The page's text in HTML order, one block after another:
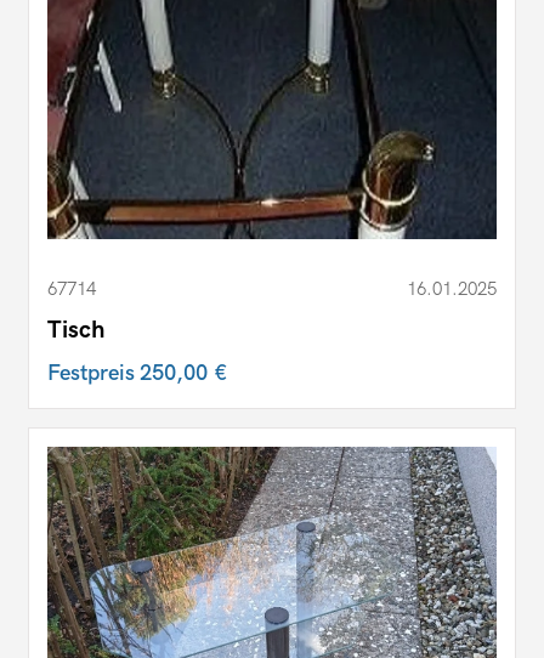
67714 16.01.2025
Tisch
Festpreis250,00 €